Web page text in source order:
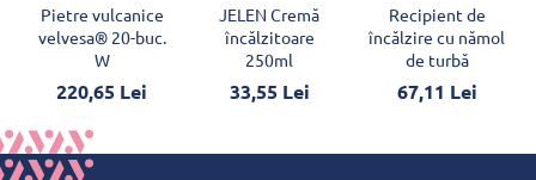
Pietre vulcanice
velvesa® 20-buc.
W
220,65 Lei
JELEN Cremă
încălzitoare
250ml
33,55 Lei
Recipient de
încălzire cu nămol
de turbă
67,11 Lei